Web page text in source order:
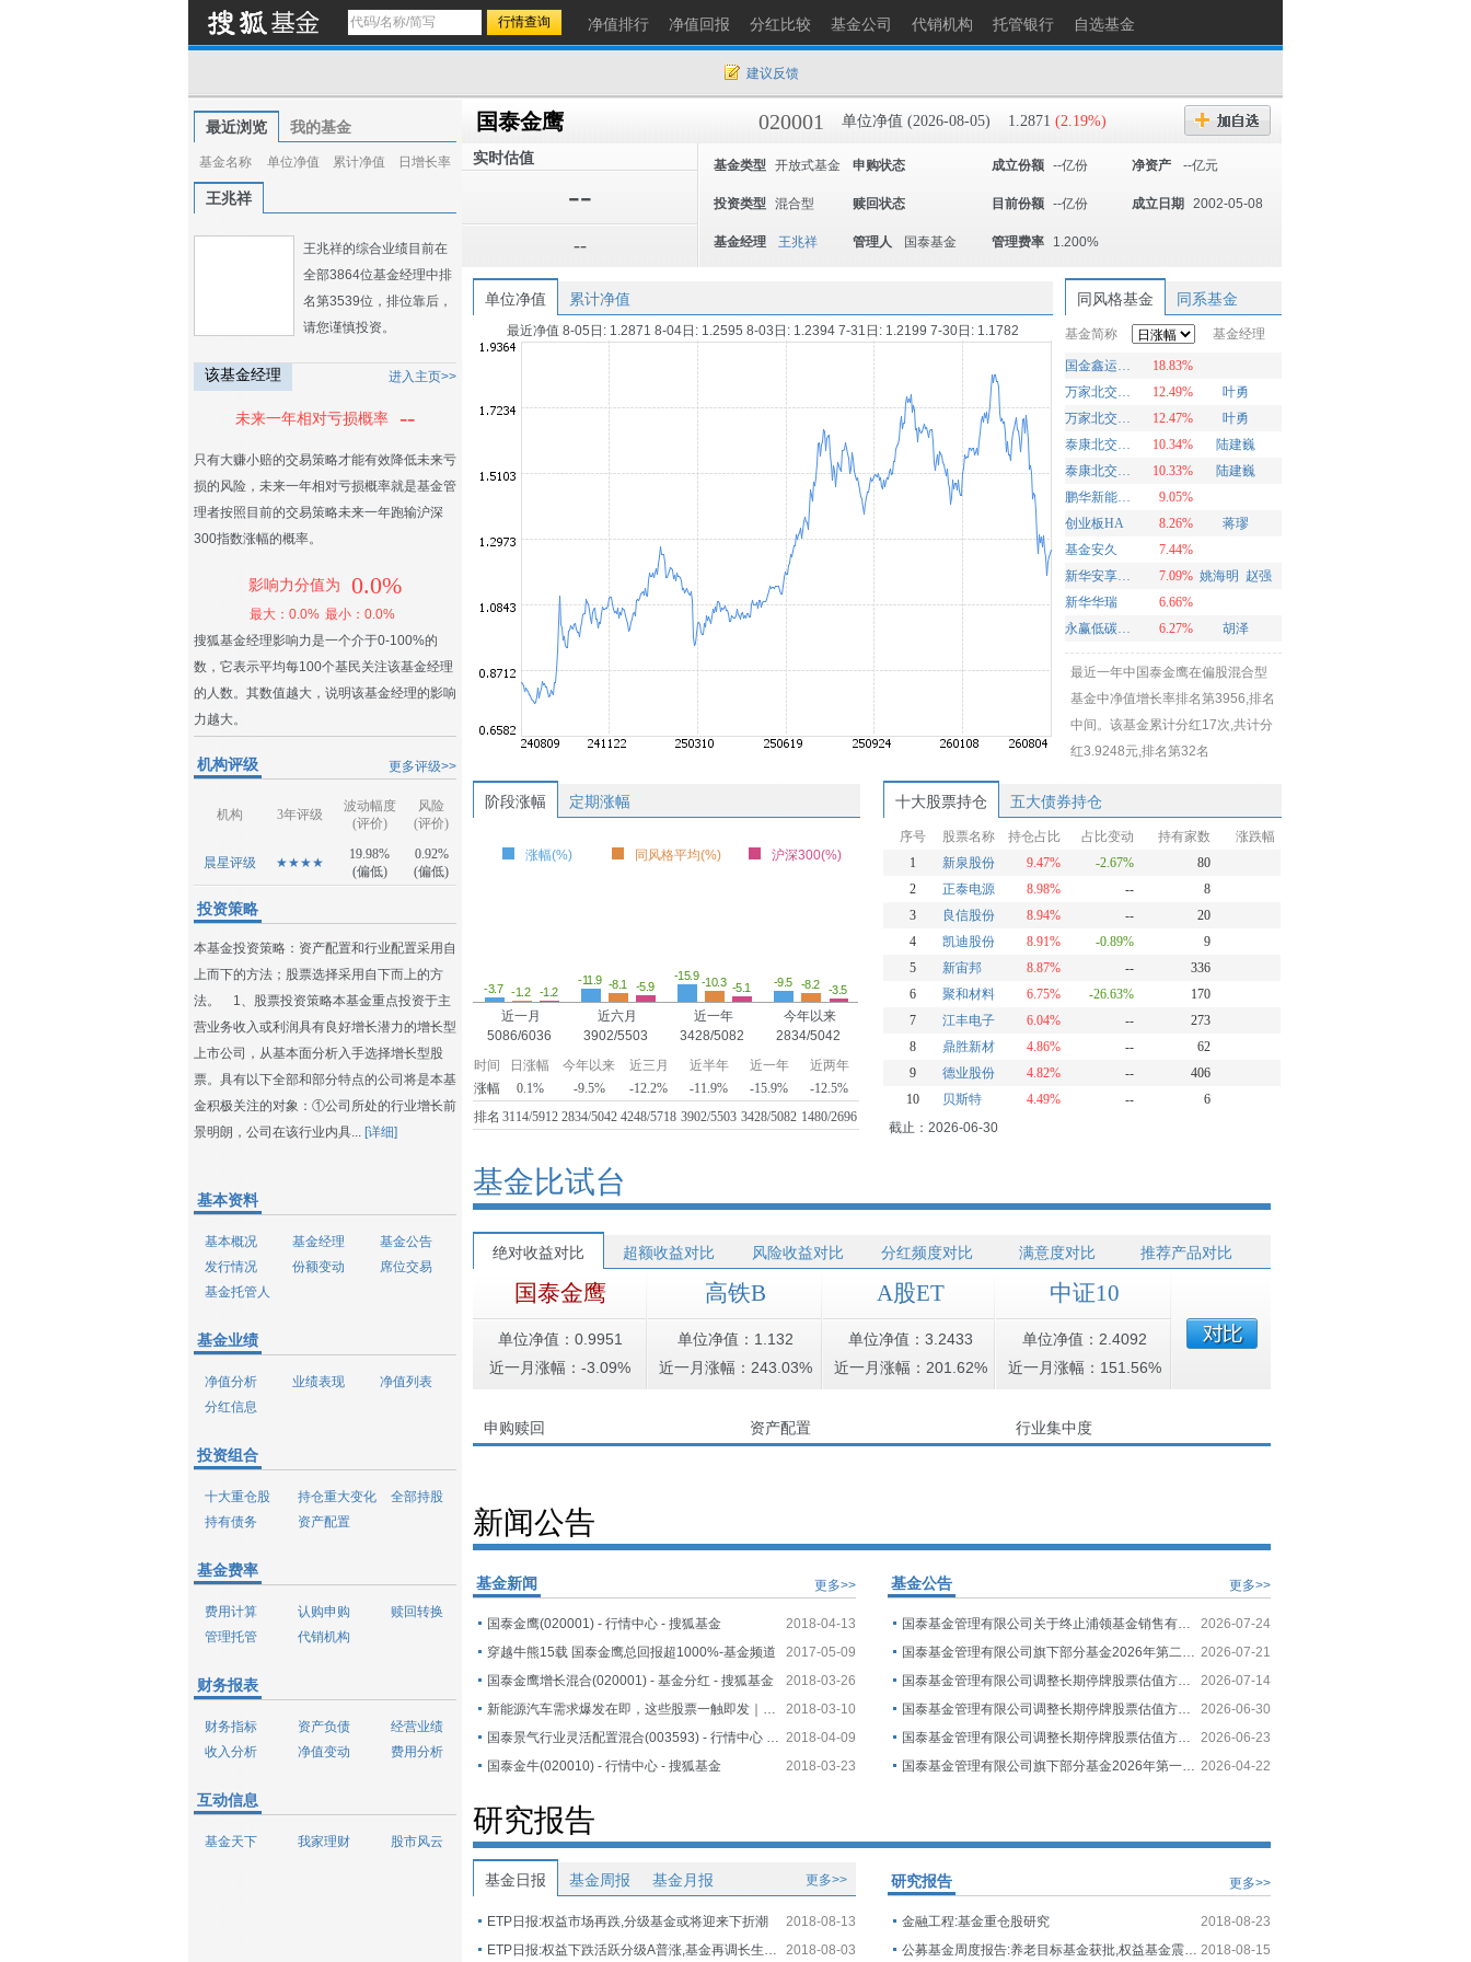
净值排行 净值回报 分红比较 基金公司 代销机构 托管银行 自选基金
建议反馈
最近浏览 我的基金
基金名称 单位净值 累计净值 日增长率
王兆祥
王兆祥的综合业绩目前在
全部3864位基金经理中排
名第3539位，排位靠后，
请您谨慎投资。
该基金经理 进入主页>>
未来一年相对亏损概率 --
只有大赚小赔的交易策略才能有效降低未来亏
损的风险，未来一年相对亏损概率就是基金管
理者按照目前的交易策略未来一年跑输沪深
300指数涨幅的概率。
影响力分值为 0.0%
最大：0.0% 最小：0.0%
搜狐基金经理影响力是一个介于0-100%的
数，它表示平均每100个基民关注该基金经理
的人数。其数值越大，说明该基金经理的影响
力越大。
更多评级>>
机构评级
机构 3年评级
波动幅度
(评价)
风险
(评价)
晨星评级 ★★★★
19.98%
(偏低)
0.92%
(偏低)
投资策略
本基金投资策略：资产配置和行业配置采用自
上而下的方法；股票选择采用自下而上的方
法。 1、股票投资策略本基金重点投资于主
营业务收入或利润具有良好增长潜力的增长型
上市公司，从基本面分析入手选择增长型股
票。具有以下全部和部分特点的公司将是本基
金积极关注的对象：①公司所处的行业增长前
景明朗，公司在该行业内具... [详细]
基本资料
基本概况 基金经理
基金公告
发行情况
份额变动
席位交易
基金托管人
基金业绩
净值分析 业绩表现
净值列表
分红信息
投资组合
十大重仓股 持仓重大变化
全部持股
持有债务
资产配置
基金费率
费用计算 认购申购
赎回转换
管理托管
代销机构
财务报表
财务指标 资产负债
经营业绩
收入分析
净值变动 费用分析
互动信息
基金天下 我家理财 股市风云
国泰金鹰 020001 单位净值 (2026-08-05) 1.2871 (2.19%)
实时估值
--
--
基金类型 开放式基金 申购状态 成立份额 --亿份 净资产 --亿元
投资类型 混合型 赎回状态 目前份额 --亿份 成立日期 2002-05-08
基金经理 王兆祥 管理人 国泰基金 管理费率 1.200%
单位净值 累计净值
最近净值 8-05日: 1.2871 8-04日: 1.2595 8-03日: 1.2394 7-31日: 1.2199 7-30日: 1.1782
同风格基金 同系基金
基金简称 基金经理
国金鑫运灵活配置
18.83%
万家北交所慧选两年定期开放混合A
12.49%
叶勇
万家北交所慧选两年定期开放混合C
12.47%
叶勇
泰康北交所精选两年定开混合发起A
10.34%
陆建巍
泰康北交所精选两年定开混合发起C
10.33%
陆建巍
鹏华新能源混合
9.05%
创业板HA
8.26%
蒋璆
基金安久
7.44%
新华安享多裕定开混合
7.09% 姚海明
赵强
新华华瑞
6.66%
永赢低碳环保智选混合发起A
6.27% 胡泽
最近一年中国泰金鹰在偏股混合型
基金中净值增长率排名第3956,排名
中间。该基金累计分红17次,共计分
红3.9248元,排名第32名
阶段涨幅 定期涨幅
涨幅(%) 同风格平均(%) 沪深300(%)
-3.7 -1.2 -1.2
近一月
5086/6036
-11.9 -8.1 -5.9
近六月
3902/5503
-15.9 -10.3 -5.1
近一年
3428/5082
-9.5 -8.2 -3.5
今年以来
2834/5042
时间
日涨幅 今年以来 近三月 近半年 近一年
近两年
涨幅
0.1% -9.5% -12.2% -11.9% -15.9%
-12.5%
排名 3114/5912 2834/5042 4248/5718 3902/5503 3428/5082 1480/2696
十大股票持仓 五大债券持仓
序号 股票名称 持仓占比 占比变动 持有家数
涨跌幅
1
新泉股份 9.47% -2.67%
80
2
正泰电源 8.98% --
8
3
良信股份 8.94% --
20
4
凯迪股份 8.91% -0.89%
9
5
新宙邦 8.87% --
336
6
聚和材料 6.75% -26.63%
170
7
江丰电子 6.04% --
273
8
鼎胜新材 4.86% --
62
9
德业股份 4.82% --
406
10
贝斯特 4.49% --
6
截止：2026-06-30
基金比试台
绝对收益对比 超额收益对比 风险收益对比 分红频度对比 满意度对比 推荐产品对比
国泰金鹰
单位净值：0.9951
近一月涨幅：-3.09%
高铁B
单位净值：1.132
近一月涨幅：243.03%
A股ET
单位净值：3.2433
近一月涨幅：201.62%
中证10
单位净值：2.4092
近一月涨幅：151.56%
申购赎回 资产配置 行业集中度
新闻公告
更多>>
基金新闻
2018-04-13
国泰金鹰(020001) - 行情中心 - 搜狐基金
2017-05-09
穿越牛熊15载 国泰金鹰总回报超1000%-基金频道
2018-03-26
国泰金鹰增长混合(020001) - 基金分红 - 搜狐基金
2018-03-10
新能源汽车需求爆发在即，这些股票一触即发｜投资人 …
2018-04-09
国泰景气行业灵活配置混合(003593) - 行情中心 - 搜狐 …
2018-03-23
国泰金牛(020010) - 行情中心 - 搜狐基金
更多>>
基金公告
2026-07-24
国泰基金管理有限公司关于终止浦领基金销售有限公司办理本公司旗下基金销售业务的公告
2026-07-21
国泰基金管理有限公司旗下部分基金2026年第二季度报告提示性公告
2026-07-14
国泰基金管理有限公司调整长期停牌股票估值方法的公告
2026-06-30
国泰基金管理有限公司调整长期停牌股票估值方法的公告
2026-06-23
国泰基金管理有限公司调整长期停牌股票估值方法的公告
2026-04-22
国泰基金管理有限公司旗下部分基金2026年第一季度报告提示性公告
研究报告
基金日报 基金周报 基金月报 更多>>
2018-08-13
ETP日报:权益市场再跌,分级基金或将迎来下折潮
2018-08-03
ETP日报:权益下跌活跃分级A普涨,基金再调长生生物估值
更多>>
研究报告
2018-08-23
金融工程:基金重仓股研究
2018-08-15
公募基金周度报告:养老目标基金获批,权益基金震荡反弹